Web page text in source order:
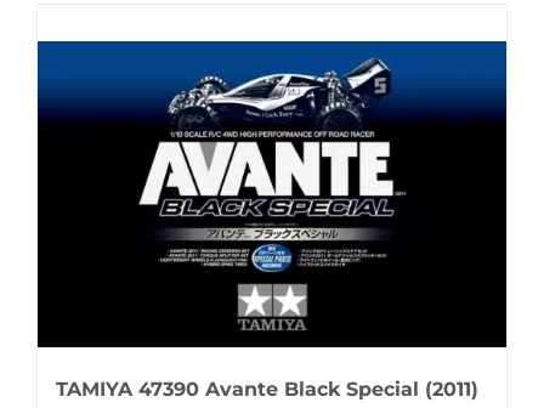
TAMIYA 47390 Avante Black Special (2011)